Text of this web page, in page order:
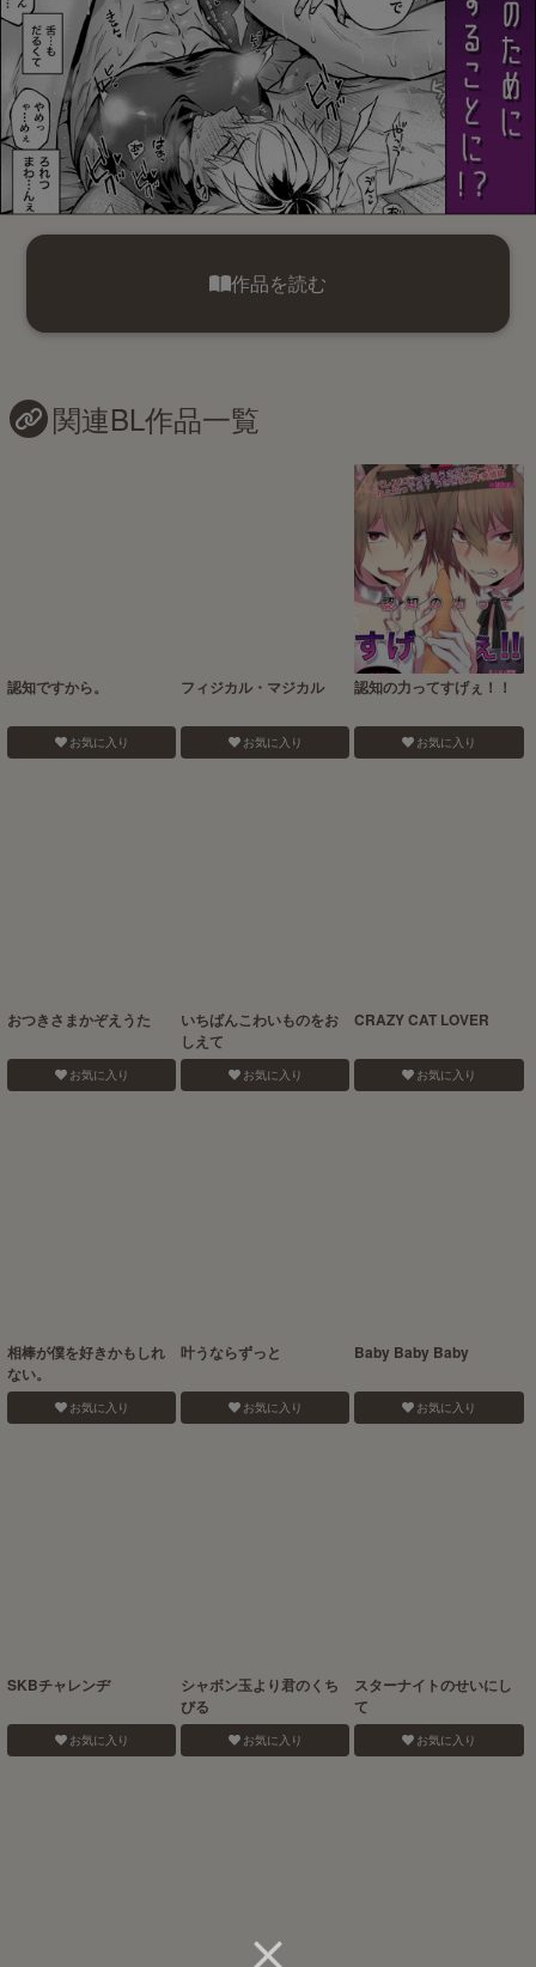
作品を読む
関連BL作品一覧
認知ですから。
お気に入り
フィジカル・マジカル
お気に入り
認知の力ってすげぇ！！
お気に入り
おつきさまかぞえうた
お気に入り
いちばんこわいものをお
しえて
お気に入り
CRAZY CAT LOVER
お気に入り
相棒が僕を好きかもしれ
ない。
お気に入り
叶うならずっと
お気に入り
Baby Baby Baby
お気に入り
SKBチャレンヂ
お気に入り
シャボン玉より君のくち
びる
お気に入り
スターナイトのせいにし
て
お気に入り